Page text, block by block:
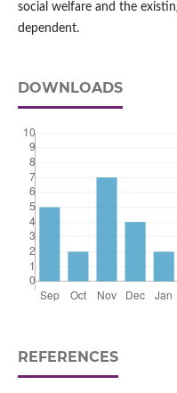
social welfare and the
dependent.
DOWNLOADS
REFERENCES